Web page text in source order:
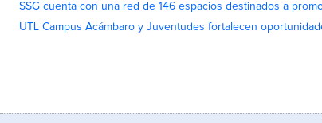
SSG cuenta con una red de 146 espacios destinados a
UTL Campus Acámbaro y Juventudes fortalecen